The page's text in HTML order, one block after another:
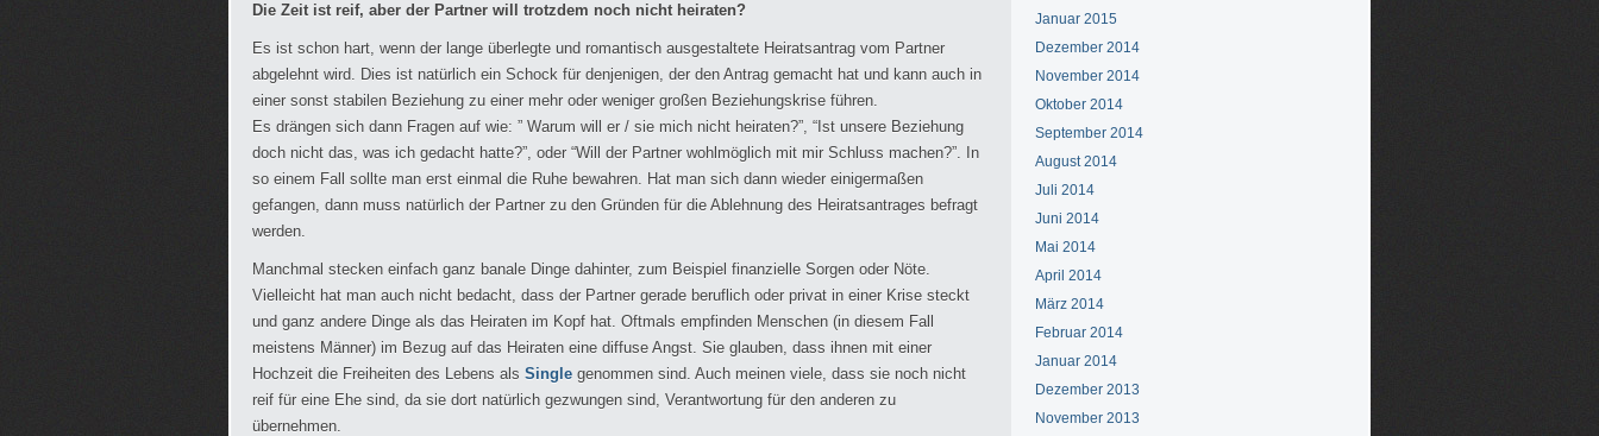
Die Zeit ist reif, aber der Partner will trotzdem noch nicht heiraten?
Es ist schon hart, wenn der lange überlegte und romantisch ausgestaltete Heiratsantrag vom Partner
abgelehnt wird. Dies ist natürlich ein Schock für denjenigen, der den Antrag gemacht hat und kann auch in
einer sonst stabilen Beziehung zu einer mehr oder weniger großen Beziehungskrise führen.
Es drängen sich dann Fragen auf wie: ” Warum will er / sie mich nicht heiraten?”, “Ist unsere Beziehung
doch nicht das, was ich gedacht hatte?”, oder “Will der Partner wohlmöglich mit mir Schluss machen?”. In
so einem Fall sollte man erst einmal die Ruhe bewahren. Hat man sich dann wieder einigermaßen
gefangen, dann muss natürlich der Partner zu den Gründen für die Ablehnung des Heiratsantrages befragt
werden.
Manchmal stecken einfach ganz banale Dinge dahinter, zum Beispiel finanzielle Sorgen oder Nöte.
Vielleicht hat man auch nicht bedacht, dass der Partner gerade beruflich oder privat in einer Krise steckt
und ganz andere Dinge als das Heiraten im Kopf hat. Oftmals empfinden Menschen (in diesem Fall
meistens Männer) im Bezug auf das Heiraten eine diffuse Angst. Sie glauben, dass ihnen mit einer
Hochzeit die Freiheiten des Lebens als Single genommen sind. Auch meinen viele, dass sie noch nicht
reif für eine Ehe sind, da sie dort natürlich gezwungen sind, Verantwortung für den anderen zu
übernehmen.
Januar 2015
Dezember 2014
November 2014
Oktober 2014
September 2014
August 2014
Juli 2014
Juni 2014
Mai 2014
April 2014
März 2014
Februar 2014
Januar 2014
Dezember 2013
November 2013